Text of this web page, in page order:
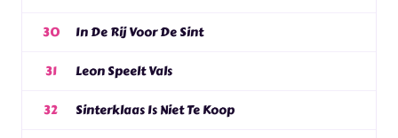
30 In De Rij Voor De Sint
31 Leon Speelt Vals
32 Sinterklaas Is Niet Te Koop